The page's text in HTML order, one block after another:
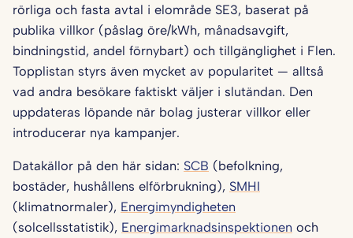
rörliga och fasta avtal i elområde SE3, baserat på
publika villkor (påslag öre/kWh, månadsavgift,
bindningstid, andel förnybart) och tillgänglighet i Flen.
Topplistan styrs även mycket av popularitet — alltså
vad andra besökare faktiskt väljer i slutändan. Den
uppdateras löpande när bolag justerar villkor eller
introducerar nya kampanjer.
Datakällor på den här sidan: SCB (befolkning,
bostäder, hushållens elförbrukning), SMHI
(klimatnormaler), Energimyndigheten
(solcellsstatistik), Energimarknadsinspektionen och